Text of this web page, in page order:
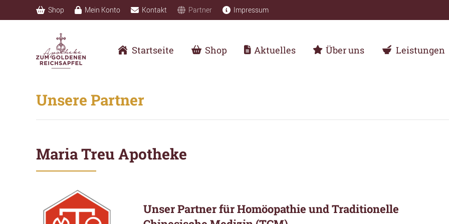
Shop Mein Konto Kontakt Partner Impressum
Startseite Shop Aktuelles Über uns Leistungen
Unsere Partner
Maria Treu Apotheke
Unser Partner für Homöopathie und Traditionelle